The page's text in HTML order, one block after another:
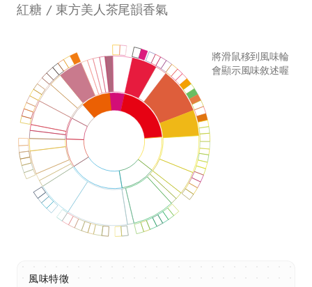
紅糖 / 東方美人茶尾韻香氣
將滑鼠移到風味輪
會顯示風味敘述喔
風味特徵